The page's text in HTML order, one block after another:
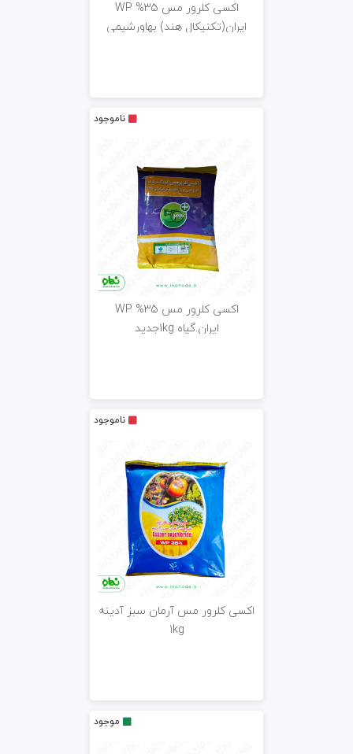
اکسی کلرور مس 35% WP
ایران(تکنیکال هند) بهاورشیمی
ناموجود
اکسی کلرور مس 35% WP
ایران.گیاه 1kgجدید
ناموجود
اکسی کلرور مس آرمان سبز آدینه
1kg
موجود